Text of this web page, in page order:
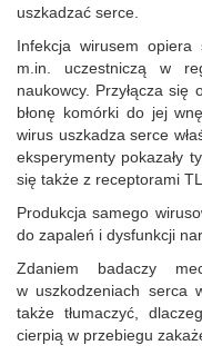
uszkadzać serce.
Infekcja wirusem
m.in. uczestniczą w
naukowcy. Przyłącza się
błonę komórki do jej
wirus uszkadza serce
eksperymenty pokazały
się także z receptorami
Produkcja samego
do zapaleń i dysfunkcji
Zdaniem badaczy
w uszkodzeniach serca
także tłumaczyć,
cierpią w przebiegu